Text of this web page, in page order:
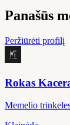
Panašūs
Peržiūrėti profilį
Rokas
Memelio